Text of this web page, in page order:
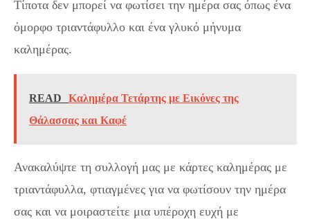
Τίποτα δεν μπορεί να φωτίσει την ημέρα σας όπως ένα
όμορφο τριαντάφυλλο και ένα γλυκό μήνυμα
καλημέρας.
READ
Καλημέρα Τετάρτης με Εικόνες της
Θάλασσας και Καφέ
Ανακαλύψτε τη συλλογή μας με κάρτες καλημέρας με
τριαντάφυλλα, φτιαγμένες για να φωτίσουν την ημέρα
σας και να μοιραστείτε μια υπέροχη ευχή με